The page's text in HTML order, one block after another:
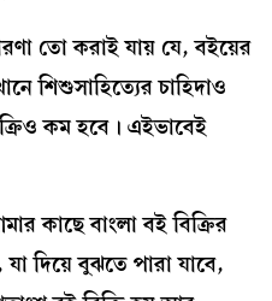
তো করাই যায় যে, বইয়ের
শিশুসাহিত্যের চাহিদাও
কম হবে। এইভাবেই
কাছে বাংলা বই বিক্রির
দিয়ে বুঝতে পারা যাবে,